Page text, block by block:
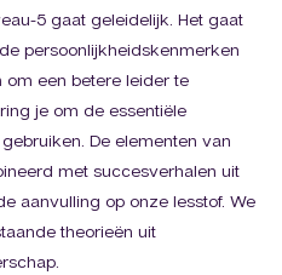
5 gaat geleidelijk. Het gaat
persoonlijkheidskenmerken
een betere leider te
je om de essentiële
De elementen van
met succesverhalen uit
aanvulling op onze lesstof. We
theorieën uit